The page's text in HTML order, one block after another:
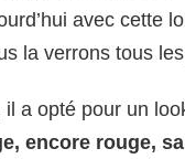
avec cette
la verrons tous
il a opté pour un
encore rouge,